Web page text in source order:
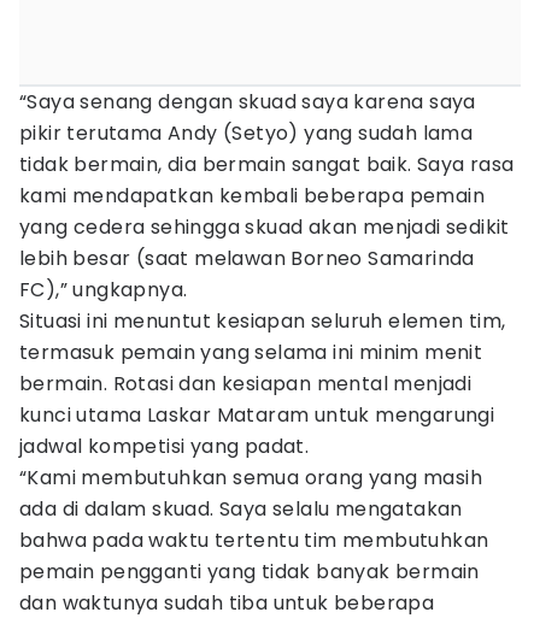
“Saya senang dengan skuad saya karena saya
pikir terutama Andy (Setyo) yang sudah lama
tidak bermain, dia bermain sangat baik. Saya rasa
kami mendapatkan kembali beberapa pemain
yang cedera sehingga skuad akan menjadi sedikit
lebih besar (saat melawan Borneo Samarinda
FC),” ungkapnya.
Situasi ini menuntut kesiapan seluruh elemen tim,
termasuk pemain yang selama ini minim menit
bermain. Rotasi dan kesiapan mental menjadi
kunci utama Laskar Mataram untuk mengarungi
jadwal kompetisi yang padat.
“Kami membutuhkan semua orang yang masih
ada di dalam skuad. Saya selalu mengatakan
bahwa pada waktu tertentu tim membutuhkan
pemain pengganti yang tidak banyak bermain
dan waktunya sudah tiba untuk beberapa